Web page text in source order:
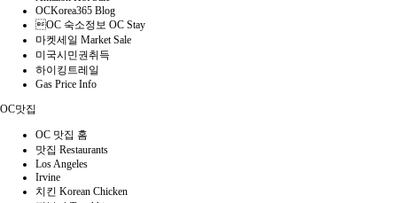
OCKorea365 Blog
OC 숙소정보 OC Stay
마켓세일 Market Sale
미국시민권취득
하이킹트레일
Gas Price Info
OC맛집
OC 맛집 홈
맛집 Restaurants
Los Angeles
Irvine
치킨 Korean Chicken